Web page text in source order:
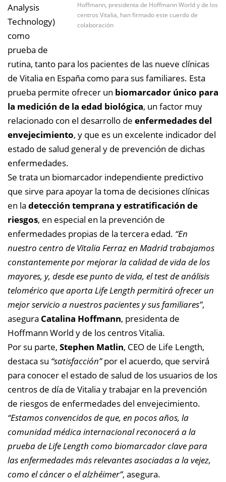
Hoffmann, presidenta de Hoffmann World y de los
centros Vitalia, han firmado este cuerdo de
colaboración
Analysis
Technology)
como
prueba de
rutina, tanto para los pacientes de las nueve clínicas
de Vitalia en España como para sus familiares. Esta
prueba permite ofrecer un biomarcador único para
la medición de la edad biológica, un factor muy
relacionado con el desarrollo de enfermedades del
envejecimiento, y que es un excelente indicador del
estado de salud general y de prevención de dichas
enfermedades.
Se trata un biomarcador independiente predictivo
que sirve para apoyar la toma de decisiones clínicas
en la detección temprana y estratificación de
riesgos, en especial en la prevención de
enfermedades propias de la tercera edad. “En
nuestro centro de Vitalia Ferraz en Madrid trabajamos
constantemente por mejorar la calidad de vida de los
mayores, y, desde ese punto de vida, el test de análisis
telomérico que aporta Life Length permitirá ofrecer un
mejor servicio a nuestros pacientes y sus familiares”,
asegura Catalina Hoffmann, presidenta de
Hoffmann World y de los centros Vitalia.
Por su parte, Stephen Matlin, CEO de Life Length,
destaca su “satisfacción”por el acuerdo, que servirá
para conocer el estado de salud de los usuarios de los
centros de día de Vitalia y trabajar en la prevención
de riesgos de enfermedades del envejecimiento.
“Estamos convencidos de que, en pocos años, la
comunidad médica internacional reconocerá a la
prueba de Life Length como biomarcador clave para
las enfermedades más relevantes asociadas a la vejez,
como el cáncer o el alzhéimer”, asegura.